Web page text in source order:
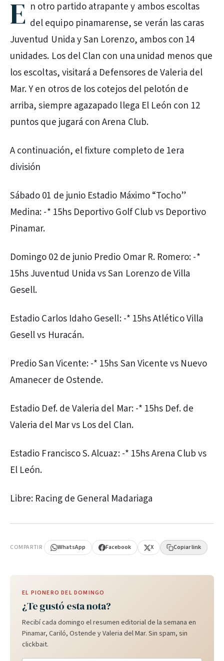
E n otro partido atrapante y ambos escoltas
del equipo pinamarense, se verán las caras
Juventud Unida y San Lorenzo, ambos con 14
unidades. Los del Clan con una unidad menos que
los escoltas, visitará a Defensores de Valeria del
Mar. Y en otros de los cotejos del pelotón de
arriba, siempre agazapado llega El León con 12
puntos que jugará con Arena Club.
A continuación, el fixture completo de 1era
división
Sábado 01 de junio Estadio Máximo “Tocho”
Medina: -* 15hs Deportivo Golf Club vs Deportivo
Pinamar.
Domingo 02 de junio Predio Omar R. Romero: -*
15hs Juventud Unida vs San Lorenzo de Villa
Gesell.
Estadio Carlos Idaho Gesell: -* 15hs Atlético Villa
Gesell vs Huracán.
Predio San Vicente: -* 15hs San Vicente vs Nuevo
Amanecer de Ostende.
Estadio Def. de Valeria del Mar: -* 15hs Def. de
Valeria del Mar vs Los del Clan.
Estadio Francisco S. Alcuaz: -* 15hs Arena Club vs
El León.
Libre: Racing de General Madariaga
COMPARTIR WhatsApp Facebook X Copiar link
EL PIONERO DEL DOMINGO
¿Te gustó esta nota?
Recibí cada domingo el resumen editorial de la semana en
Pinamar, Cariló, Ostende y Valeria del Mar. Sin spam, sin
clickbait.